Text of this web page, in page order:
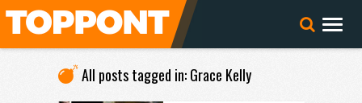
All posts tagged in: Grace Kelly